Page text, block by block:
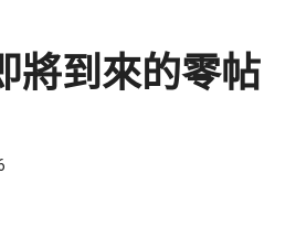
將到來的零帖